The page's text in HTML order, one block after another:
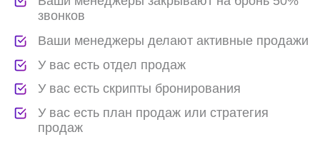
Разработанные стандарты, технологии
и методики продаж